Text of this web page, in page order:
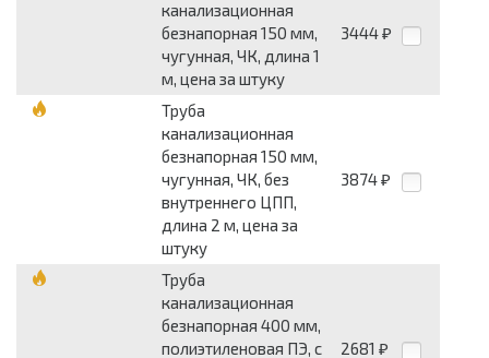
канализационная
безнапорная 150 мм,
чугунная, ЧК, длина 1
м, цена за штуку
3444 ₽
Труба
канализационная
безнапорная 150 мм,
чугунная, ЧК, без
внутреннего ЦПП,
длина 2 м, цена за
штуку
3874 ₽
Труба
канализационная
безнапорная 400 мм,
полиэтиленовая ПЭ, с
2681 ₽